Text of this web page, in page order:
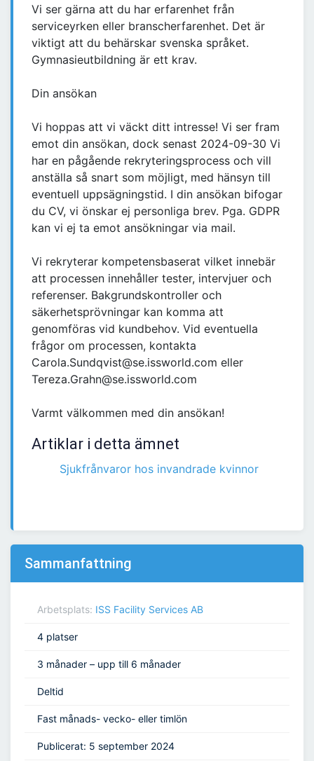
Vi ser gärna att du har erfarenhet från
serviceyrken eller branscherfarenhet. Det är
viktigt att du behärskar svenska språket.
Gymnasieutbildning är ett krav.
Din ansökan
Vi hoppas att vi väckt ditt intresse! Vi ser fram
emot din ansökan, dock senast 2024-09-30 Vi
har en pågående rekryteringsprocess och vill
anställa så snart som möjligt, med hänsyn till
eventuell uppsägningstid. I din ansökan bifogar
du CV, vi önskar ej personliga brev. Pga. GDPR
kan vi ej ta emot ansökningar via mail.
Vi rekryterar kompetensbaserat vilket innebär
att processen innehåller tester, intervjuer och
referenser. Bakgrundskontroller och
säkerhetsprövningar kan komma att
genomföras vid kundbehov. Vid eventuella
frågor om processen, kontakta
Carola.Sundqvist@se.issworld.com eller
Tereza.Grahn@se.issworld.com
Varmt välkommen med din ansökan!
Artiklar i detta ämnet
Sjukfrånvaror hos invandrade kvinnor
Sammanfattning
Arbetsplats: ISS Facility Services AB
4 platser
3 månader – upp till 6 månader
Deltid
Fast månads- vecko- eller timlön
Publicerat: 5 september 2024